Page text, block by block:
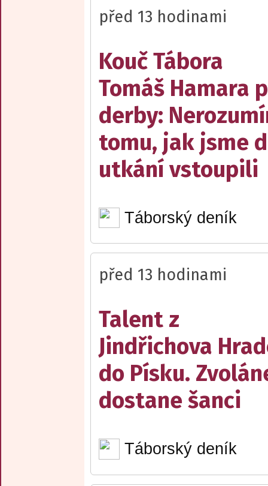
před 13 hodinami
Kouč Tábora
Tomáš Hamara
derby:
tomu, jak jsme
utkání vstoupili
Táborský deník
před 13 hodinami
Talent z
Jindřichova
do Písku.
dostane šanci
Táborský deník